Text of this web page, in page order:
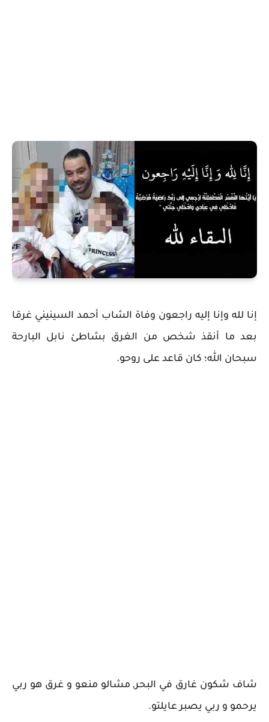
إنا لله وإنا إليه راجعون وفاة الشاب أحمد السينيني غرقا
بعد ما أنقذ شخص من الغرق بشاطئ نابل البارحة
سبحان الله؛ كان قاعد على روحو.
شاف شكون غارق في البحر, مشالو منعو و غرق هو ربي
يرحمو و ربي يصبر عايلتو.